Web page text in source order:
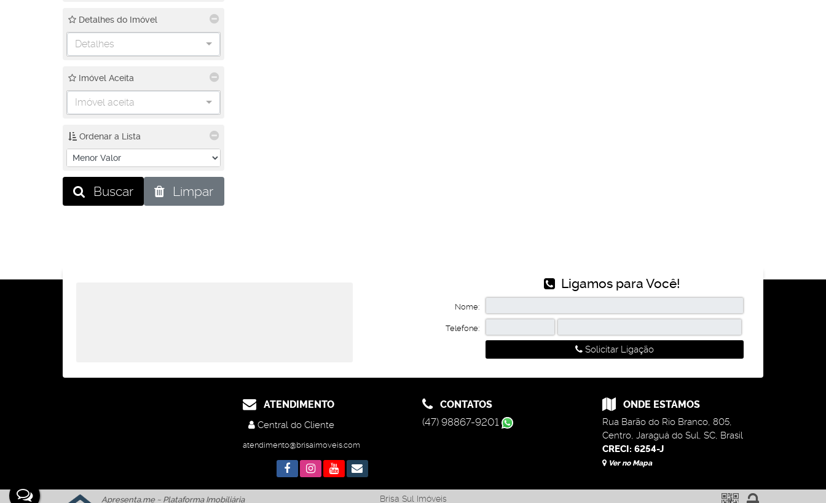
Detalhes do Imóvel
Detalhes
Imóvel Aceita
Imóvel aceita
Ordenar a Lista
Buscar Limpar
Ligamos para Você!
Nome:
Telefone:
Solicitar Ligação
ATENDIMENTO
Central do Cliente
atendimento@brisaimoveis.com
CONTATOS
(47) 98867-9201
ONDE ESTAMOS
Rua Barão do Rio Branco, 805,
Centro, Jaraguá do Sul, SC, Brasil
CRECI: 6254-J
Ver no Mapa
Apresenta.me ~ Plataforma Imobiliária Brisa Sul Imóveis